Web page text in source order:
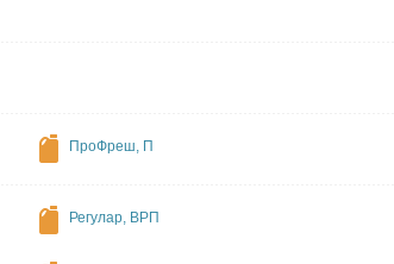
ПроФреш, П
Регулар, ВРП